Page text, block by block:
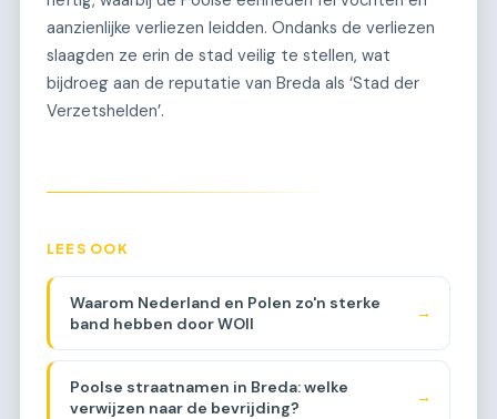
aanzienlijke verliezen leidden. Ondanks de verliezen
slaagden ze erin de stad veilig te stellen, wat
bijdroeg aan de reputatie van Breda als ‘Stad der
Verzetshelden’.
LEES OOK
Waarom Nederland en Polen zo'n sterke
band hebben door WOII
→
Poolse straatnamen in Breda: welke
verwijzen naar de bevrijding?
→